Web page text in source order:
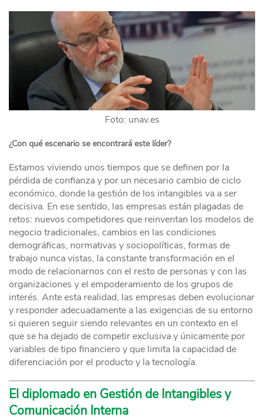
Foto: unav.es
¿Con qué escenario se encontrará este líder?
Estamos viviendo unos tiempos que se definen por la
pérdida de confianza y por un necesario cambio de ciclo
económico, donde la gestión de los intangibles va a ser
decisiva. En ese sentido, las empresas están plagadas de
retos: nuevos competidores que reinventan los modelos de
negocio tradicionales, cambios en las condiciones
demográficas, normativas y sociopolíticas, formas de
trabajo nunca vistas, la constante transformación en el
modo de relacionarnos con el resto de personas y con las
organizaciones y el empoderamiento de los grupos de
interés. Ante esta realidad, las empresas deben evolucionar
y responder adecuadamente a las exigencias de su entorno
si quieren seguir siendo relevantes en un contexto en el
que se ha dejado de competir exclusiva y únicamente por
variables de tipo financiero y que limita la capacidad de
diferenciación por el producto y la tecnología.
El diplomado en Gestión de Intangibles y
Comunicación Interna